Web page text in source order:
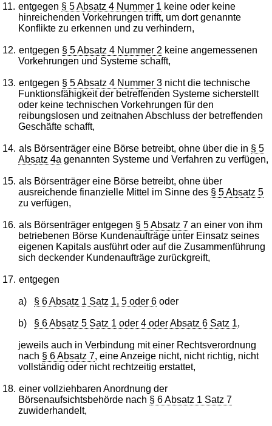
11. entgegen § 5 Absatz 4 Nummer 1 keine oder keine
hinreichenden Vorkehrungen trifft, um dort genannte
Konflikte zu erkennen und zu verhindern,
12. entgegen § 5 Absatz 4 Nummer 2 keine angemessenen
Vorkehrungen und Systeme schafft,
13. entgegen § 5 Absatz 4 Nummer 3 nicht die technische
Funktionsfähigkeit der betreffenden Systeme sicherstellt
oder keine technischen Vorkehrungen für den
reibungslosen und zeitnahen Abschluss der betreffenden
Geschäfte schafft,
14. als Börsenträger eine Börse betreibt, ohne über die in § 5
Absatz 4a genannten Systeme und Verfahren zu verfügen,
15. als Börsenträger eine Börse betreibt, ohne über
ausreichende finanzielle Mittel im Sinne des § 5 Absatz 5
zu verfügen,
16. als Börsenträger entgegen § 5 Absatz 7 an einer von ihm
betriebenen Börse Kundenaufträge unter Einsatz seines
eigenen Kapitals ausführt oder auf die Zusammenführung
sich deckender Kundenaufträge zurückgreift,
17. entgegen
a) § 6 Absatz 1 Satz 1, 5 oder 6oder
b) § 6 Absatz 5 Satz 1 oder 4 oder Absatz 6 Satz 1,
jeweils auch in Verbindung mit einer Rechtsverordnung
nach § 6 Absatz 7, eine Anzeige nicht, nicht richtig, nicht
vollständig oder nicht rechtzeitig erstattet,
18. einer vollziehbaren Anordnung der
Börsenaufsichtsbehörde nach § 6 Absatz 1 Satz 7
zuwiderhandelt,